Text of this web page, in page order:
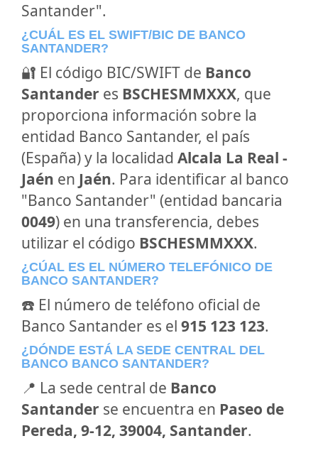
Santander".
¿CUÁL ES EL SWIFT/BIC DE BANCO
SANTANDER?
🔐 El código BIC/SWIFT de Banco
Santander es BSCHESMMXXX, que
proporciona información sobre la
entidad Banco Santander, el país
(España) y la localidad Alcala La Real -
Jaén en Jaén. Para identificar al banco
"Banco Santander" (entidad bancaria
0049) en una transferencia, debes
utilizar el código BSCHESMMXXX.
¿CÚAL ES EL NÚMERO TELEFÓNICO DE
BANCO SANTANDER?
☎️ El número de teléfono oficial de
Banco Santander es el 915 123 123.
¿DÓNDE ESTÁ LA SEDE CENTRAL DEL
BANCO BANCO SANTANDER?
📍 La sede central de Banco
Santander se encuentra en Paseo de
Pereda, 9-12, 39004, Santander.